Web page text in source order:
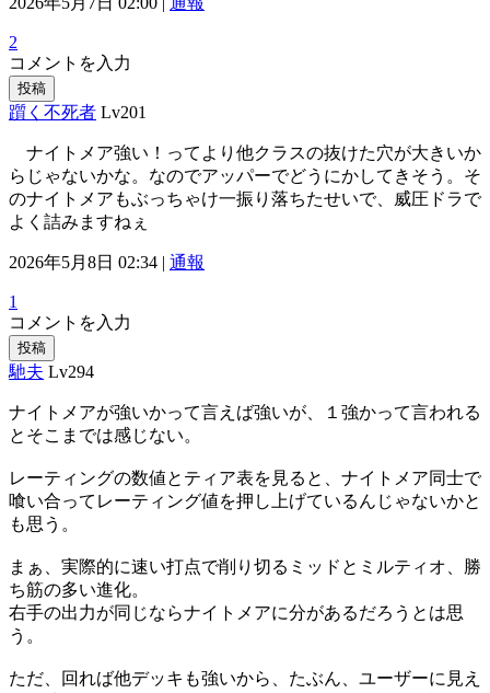
2
コメントを入力
投稿
躓く不死者 Lv201
ナイトメア強い！ってより他クラスの抜けた穴が大きいか
らじゃないかな。なのでアッパーでどうにかしてきそう。そ
のナイトメアもぶっちゃけ一振り落ちたせいで、威圧ドラで
よく詰みますねぇ
2026年5月8日 02:34 | 通報
1
コメントを入力
投稿
馳夫 Lv294
ナイトメアが強いかって言えば強いが、１強かって言われる
とそこまでは感じない。
レーティングの数値とティア表を見ると、ナイトメア同士で
喰い合ってレーティング値を押し上げているんじゃないかと
も思う。
まぁ、実際的に速い打点で削り切るミッドとミルティオ、勝
ち筋の多い進化。
右手の出力が同じならナイトメアに分があるだろうとは思
う。
ただ、回れば他デッキも強いから、たぶん、ユーザーに見え